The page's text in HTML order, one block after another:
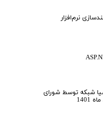
نرم‌افزار
شبکه توسط شورای